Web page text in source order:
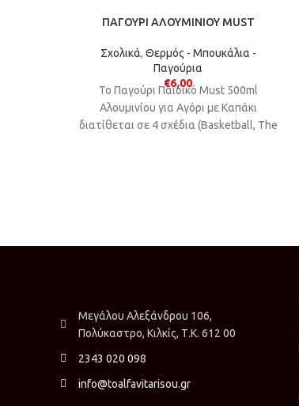
ΠΑΓΟΥΡΙ ΑΛΟΥΜΙΝΙΟΥ MUST
Σχολικά, Θερμός - Μπουκάλια -
Παγούρια
€6,00
Το Παγούρι Παιδικό Must 500ml
Αλουμινίου για Αγόρι με Καπάκι
διατίθεται σε 4 σχέδια (Basketball, The
Μεγάλου Αλεξάνδρου 106,
Πολύκαστρο, Κιλκίς, Τ.Κ. 612 00
2343 020 098
info@toalfavitarisou.gr